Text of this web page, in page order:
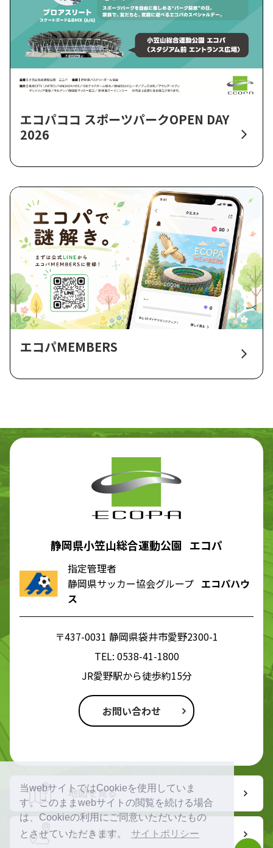
当webサイトではCookieを使用していま
す。このままwebサイトの閲覧を続ける場合
は、Cookieの利用にご同意いただいたもの
とさせていただきます。
サイトポリシー
エコパココ スポーツパークOPEN DAY
2026
エコパMEMBERS
静岡県小笠山総合運動公園 エコパ
指定管理者
静岡県サッカー協会グループ エコパハウ
ス
〒437-0031 静岡県袋井市愛野2300-1
TEL: 0538-41-1800
JR愛野駅から徒歩約15分
お問い合わせ
地図を見る
ルート検索